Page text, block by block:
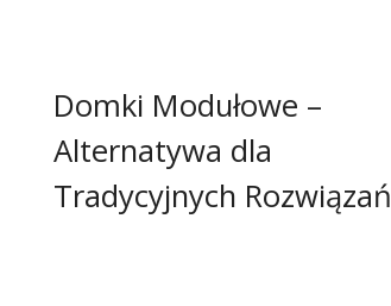
Domki Modułowe –
Alternatywa dla
Tradycyjnych Rozwiązań